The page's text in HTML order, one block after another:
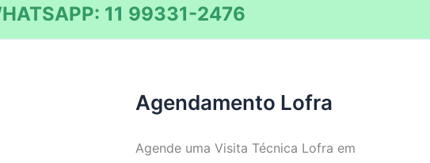
11 99331-2476
Agendamento Lofra
Agende uma Visita Técnica Lofra em